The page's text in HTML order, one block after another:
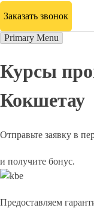
Заказать звонок
Primary Menu
Курсы
Кокшетау
Отправьте заявку в
и получите бонус.
Предоставляем